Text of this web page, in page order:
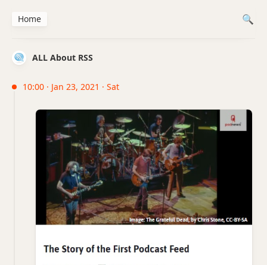
ALL About RSS
10:00 · Jan 23, 2021 · Sat
Home